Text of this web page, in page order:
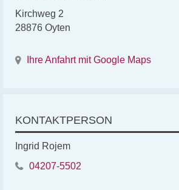
Kirchweg 2
28876 Oyten
Ihre Anfahrt mit Google Maps
KONTAKTPERSON
Ingrid Rojem
04207-5502